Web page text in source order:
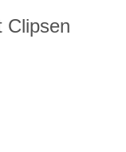
Clipsen